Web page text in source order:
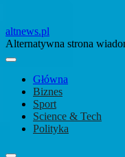
altnews.pl
Alternatywna strona
Główna
Biznes
Sport
Science & Tech
Polityka